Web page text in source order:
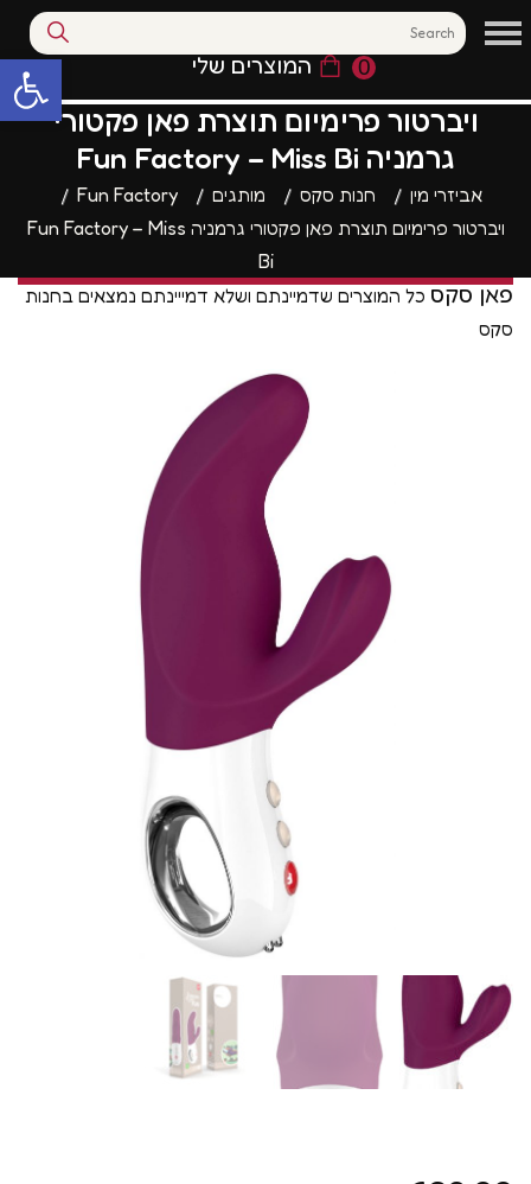
פתח סרגל 0 המוצרים שלי
ויברטור פרימיום תוצרת פאן פקטורי
גרמניה Fun Factory – Miss Bi
אביזרי מין חנות סקס מותגים
Fun Factory
ויברטור פרימיום תוצרת פאן פקטורי גרמניה Fun Factory – Miss
Bi
פאן סקס כל המוצרים שדמיינתם ושלא דמייינתם נמצאים בחנות
סקס